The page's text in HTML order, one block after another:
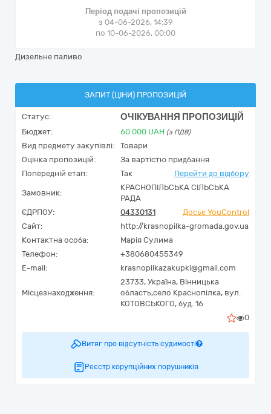
Період подачі пропозицій
з 04-06-2026, 14:39
по 10-06-2026, 00:00
Дизельне паливо
ЗАПИТ (ЦІНИ) ПРОПОЗИЦІЙ
Статус: ОЧІКУВАННЯ ПРОПОЗИЦІЙ
Бюджет: 60 000 UAH (з ПДВ)
Вид предмету закупівлі:
Товари
Оцінка пропозицій:
За вартістю придбання
Попередній етап:
Так Перейти до відбору
Замовник:
КРАСНОПІЛЬСЬКА СІЛЬСЬКА
РАДА
ЄДРПОУ:
04330131
Досьє YouControl
Сайт:
http://krasnopilka-gromada.gov.ua
Контактна особа:
Марія Сулима
Телефон:
+380680455349
E-mail:
krasnopilkazakupki@gmail.com
Місцезнаходження:
23733, Україна, Вінницька
область,село Краснопілка, вул.
КОТОВСЬКОГО, буд. 16
0
Витяг про відсутність судимості
Реєстр корупційних порушників